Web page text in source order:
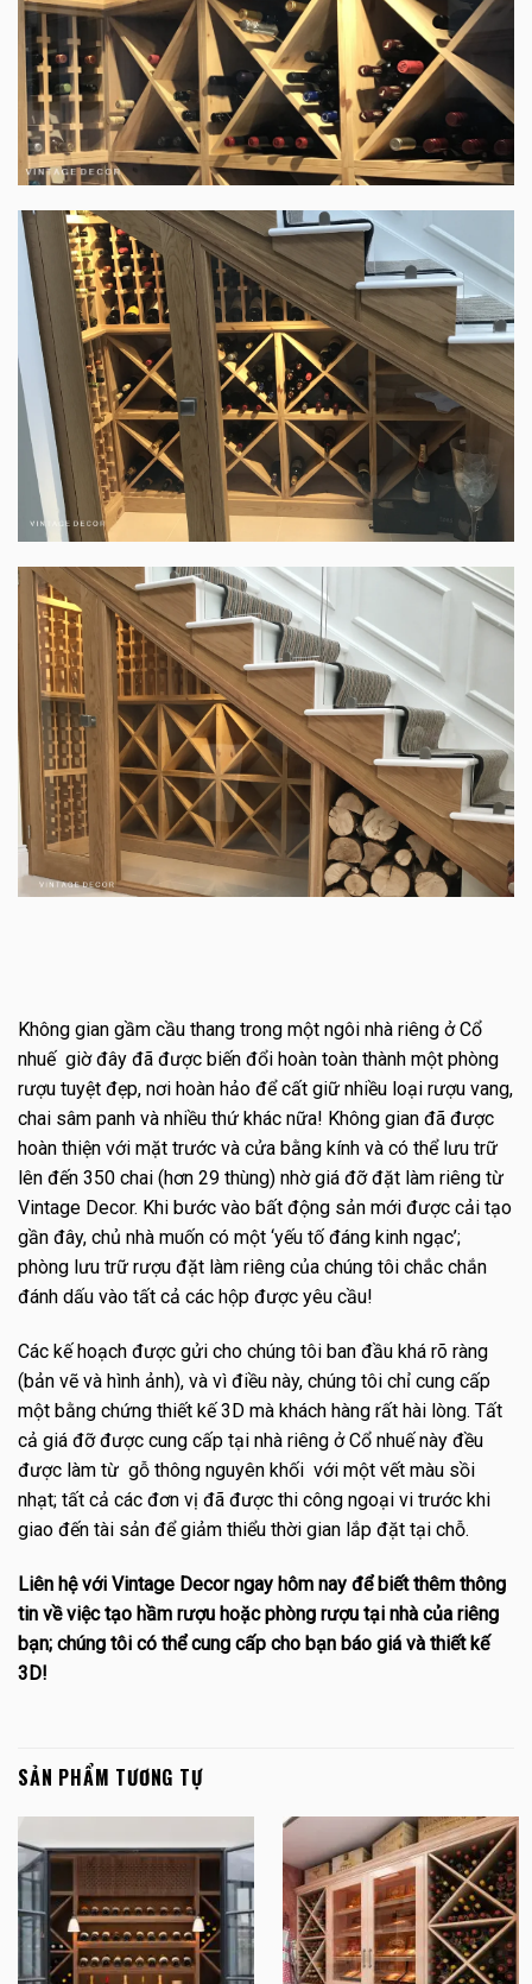
Không gian gầm cầu thang trong một ngôi nhà riêng ở Cổ
nhuế giờ đây đã được biến đổi hoàn toàn thành một phòng
rượu tuyệt đẹp, nơi hoàn hảo để cất giữ nhiều loại rượu vang,
chai sâm panh và nhiều thứ khác nữa! Không gian đã được
hoàn thiện với mặt trước và cửa bằng kính và có thể lưu trữ
lên đến 350 chai (hơn 29 thùng) nhờ giá đỡ đặt làm riêng từ
Vintage Decor. Khi bước vào bất động sản mới được cải tạo
gần đây, chủ nhà muốn có một ‘yếu tố đáng kinh ngạc’;
phòng lưu trữ rượu đặt làm riêng của chúng tôi chắc chắn
đánh dấu vào tất cả các hộp được yêu cầu!
Các kế hoạch được gửi cho chúng tôi ban đầu khá rõ ràng
(bản vẽ và hình ảnh), và vì điều này, chúng tôi chỉ cung cấp
một bằng chứng thiết kế 3D mà khách hàng rất hài lòng. Tất
cả giá đỡ được cung cấp tại nhà riêng ở Cổ nhuế này đều
được làm từ gỗ thông nguyên khối với một vết màu sồi
nhạt; tất cả các đơn vị đã được thi công ngoại vi trước khi
giao đến tài sản để giảm thiểu thời gian lắp đặt tại chỗ.
Liên hệ với Vintage Decor ngay hôm nay để biết thêm thông
tin về việc tạo hầm rượu hoặc phòng rượu tại nhà của riêng
bạn; chúng tôi có thể cung cấp cho bạn báo giá và thiết kế
3D!
SẢN PHẨM TƯƠNG TỰ